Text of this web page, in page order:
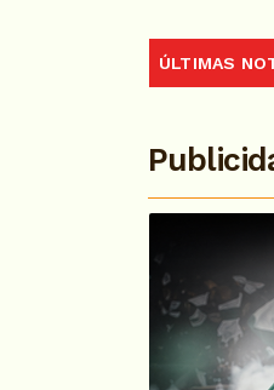
ÚLTIMAS
Medicamento